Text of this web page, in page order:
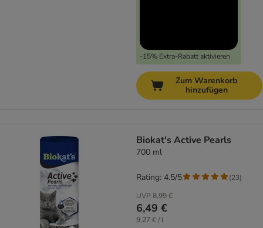
-15% Extra-Rabatt aktivieren
Zum Warenkorb
hinzufügen
Biokat's Active Pearls
700 ml
UVP 8,99 €
6,49 €
9,27 € / l
Rating: 4.5/5 (23)